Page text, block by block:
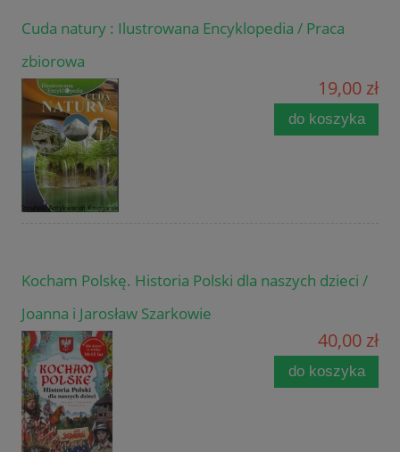
Cuda natury : Ilustrowana Encyklopedia / Praca
zbiorowa
19,00 zł
do koszyka
Kocham Polskę. Historia Polski dla naszych dzieci /
Joanna i Jarosław Szarkowie
40,00 zł
do koszyka